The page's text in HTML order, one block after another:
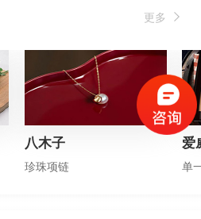
更多
八木子
珍珠项链
爱
单